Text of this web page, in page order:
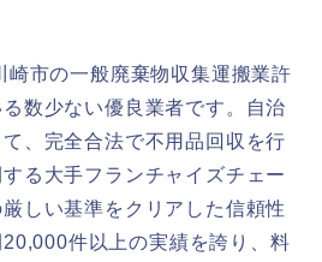
崎市の一般廃棄物収集運搬業許
数少ない優良業者です。自治
、完全合法で不用品回収を行
る大手フランチャイズチェー
しい基準をクリアした信頼性
件以上の実績を誇り、料